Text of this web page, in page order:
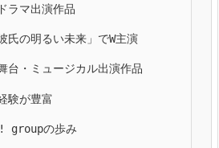
ラマ出演作品
氏の明るい未来」でW主演
台・ミュージカル出演作品
験が豊富
! groupの歩み